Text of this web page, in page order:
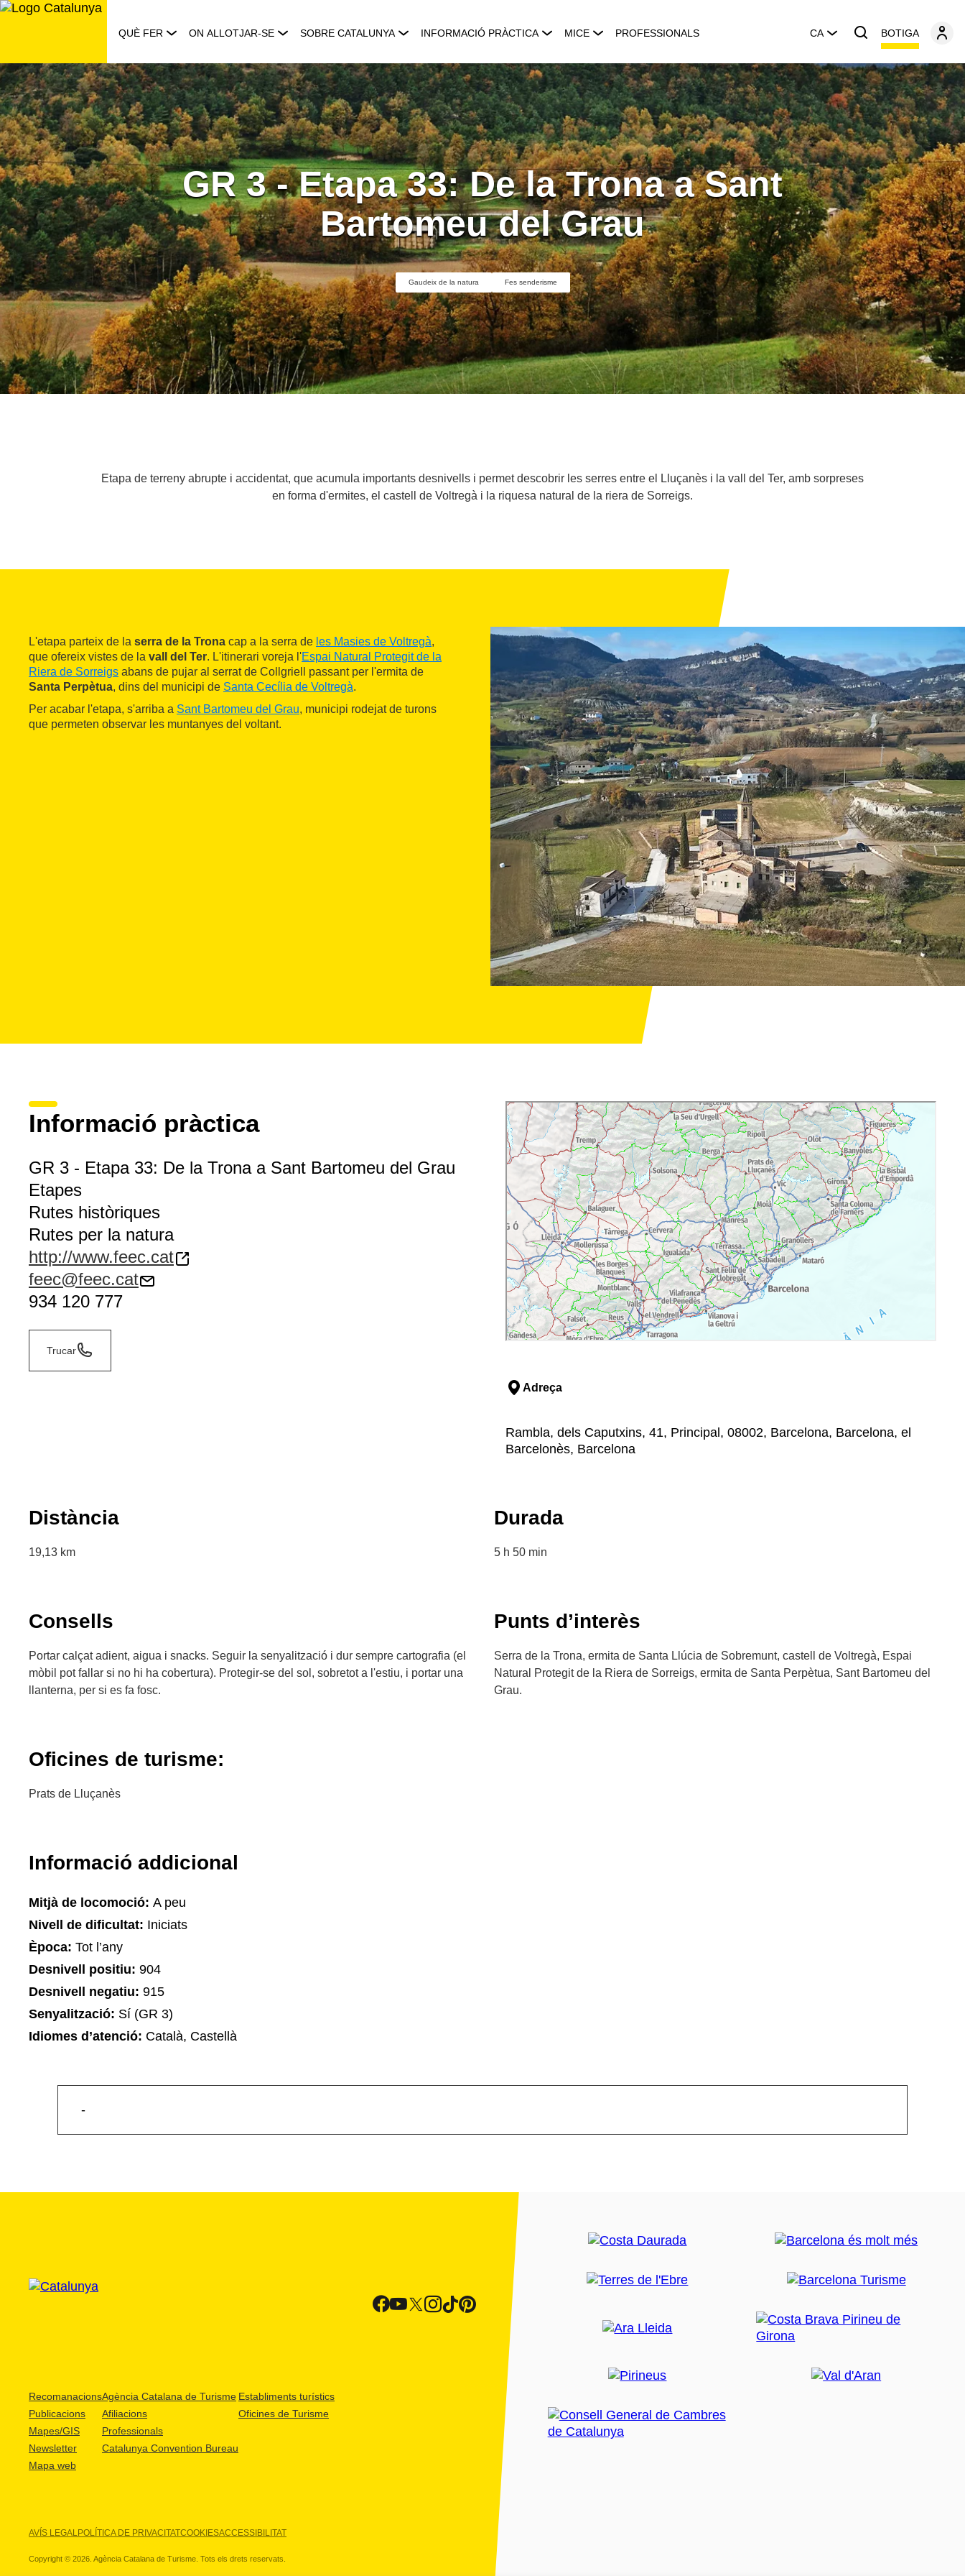
Saltar
QUÈ FER ON ALLOTJAR-SE SOBRE CATALUNYA INFORMACIÓ PRÀCTICA MICE PROFESSIONALS CA BOTIGA
GR 3 - Etapa 33: De la Trona a Sant
Bartomeu del Grau
Gaudeix de la natura Fes senderisme
Etapa de terreny abrupte i accidentat, que acumula importants desnivells i permet descobrir les serres entre el Lluçanès i la vall del Ter, amb sorpreses
en forma d'ermites, el castell de Voltregà i la riquesa natural de la riera de Sorreigs.
L'etapa parteix de la serra de la Trona cap a la serra de les Masies de Voltregà,
que ofereix vistes de la vall del Ter. L'itinerari voreja l'Espai Natural Protegit de la
Riera de Sorreigs abans de pujar al serrat de Collgriell passant per l'ermita de
Santa Perpètua, dins del municipi de Santa Cecília de Voltregà.
Per acabar l'etapa, s'arriba a Sant Bartomeu del Grau, municipi rodejat de turons
que permeten observar les muntanyes del voltant.
Informació pràctica
GR 3 - Etapa 33: De la Trona a Sant Bartomeu del Grau
Etapes
Rutes històriques
Rutes per la natura
http://www.feec.cat
feec@feec.cat
934 120 777
Trucar
Adreça
Rambla, dels Caputxins, 41, Principal, 08002, Barcelona, Barcelona, el
Barcelonès, Barcelona
Distància
19,13 km
Durada
5 h 50 min
Consells
Portar calçat adient, aigua i snacks. Seguir la senyalització i dur sempre cartografia (el
mòbil pot fallar si no hi ha cobertura). Protegir-se del sol, sobretot a l'estiu, i portar una
llanterna, per si es fa fosc.
Punts d’interès
Serra de la Trona, ermita de Santa Llúcia de Sobremunt, castell de Voltregà, Espai
Natural Protegit de la Riera de Sorreigs, ermita de Santa Perpètua, Sant Bartomeu del
Grau.
Oficines de turisme:
Prats de Lluçanès
Informació addicional
Mitjà de locomoció: A peu
Nivell de dificultat: Iniciats
Època: Tot l’any
Desnivell positiu: 904
Desnivell negatiu: 915
Senyalització: Sí (GR 3)
Idiomes d’atenció: Català, Castellà
-
Recomanacions
Publicacions
Mapes/GIS
Newsletter
Mapa web
Agència Catalana de Turisme
Afiliacions
Professionals
Catalunya Convention Bureau
Establiments turístics
Oficines de Turisme
AVÍS LEGALPOLÍTICA DE PRIVACITATCOOKIESACCESSIBILITAT
Copyright © 2026. Agència Catalana de Turisme. Tots els drets reservats.